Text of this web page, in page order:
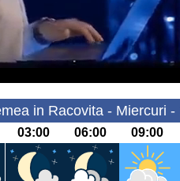
in Racovita - Miercuri -
03:00 06:00 09:00